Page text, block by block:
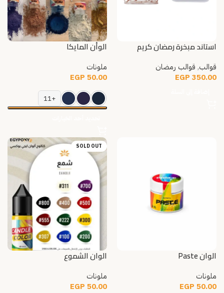
استاند مبخرة رمضان كريم
قوالب, قوالب رمضان
350.00
EGP
الوأن المايكا
ملونات
50.00
EGP
+11
الوان Paste
ملونات
50.00
EGP
SOLD OUT
الوان الشموع
ملونات
50.00
EGP